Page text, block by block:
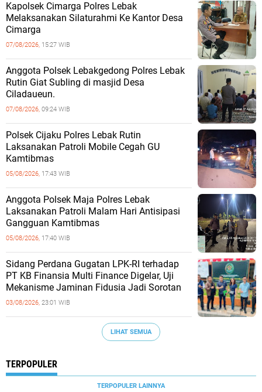
Kapolsek Cimarga Polres Lebak
Melaksanakan Silaturahmi Ke Kantor Desa
Cimarga
07/08/2026, 15:27 WIB
Anggota Polsek Lebakgedong Polres Lebak
Rutin Giat Subling di masjid Desa
Ciladaueun.
07/08/2026, 09:24 WIB
Polsek Cijaku Polres Lebak Rutin
Laksanakan Patroli Mobile Cegah GU
Kamtibmas
05/08/2026, 17:43 WIB
Anggota Polsek Maja Polres Lebak
Laksanakan Patroli Malam Hari Antisipasi
Gangguan Kamtibmas
05/08/2026, 17:40 WIB
Sidang Perdana Gugatan LPK-RI terhadap
PT KB Finansia Multi Finance Digelar, Uji
Mekanisme Jaminan Fidusia Jadi Sorotan
03/08/2026, 23:01 WIB
LIHAT SEMUA
TERPOPULER
TERPOPULER LAINNYA